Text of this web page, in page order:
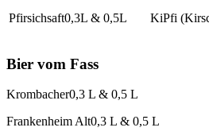
Pfirsichsaft0,3L & 0,5L
KiPfi
Bier vom Fass
Krombacher0,3 L & 0,5 L
Frankenheim Alt0,3 L & 0,5 L